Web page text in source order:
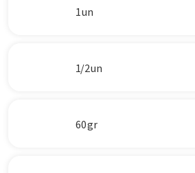
1 un
1/2 un
60 gr